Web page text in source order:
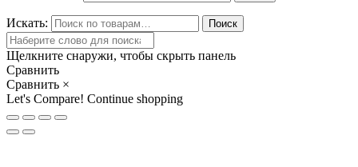
Искать: Поиск
Щелкните снаружи, чтобы скрыть панель
Сравнить
Сравнить ×
Let's Compare! Continue shopping